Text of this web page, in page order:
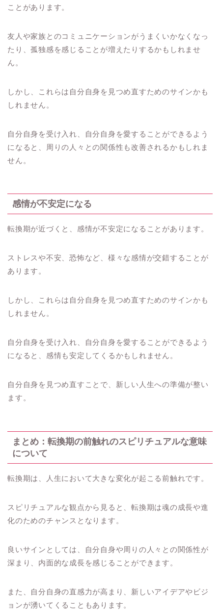
ことがあります。
友人や家族とのコミュニケーションがうまくいかなくなっ
たり、孤独感を感じることが増えたりするかもしれませ
ん。
しかし、これらは自分自身を見つめ直すためのサインかも
しれません。
自分自身を受け入れ、自分自身を愛することができるよう
になると、周りの人々との関係性も改善されるかもしれま
せん。
感情が不安定になる
転換期が近づくと、感情が不安定になることがあります。
ストレスや不安、恐怖など、様々な感情が交錯することが
あります。
しかし、これらは自分自身を見つめ直すためのサインかも
しれません。
自分自身を受け入れ、自分自身を愛することができるよう
になると、感情も安定してくるかもしれません。
自分自身を見つめ直すことで、新しい人生への準備が整い
ます。
まとめ：転換期の前触れのスピリチュアルな意味
について
転換期は、人生において大きな変化が起こる前触れです。
スピリチュアルな観点から見ると、転換期は魂の成長や進
化のためのチャンスとなります。
良いサインとしては、自分自身や周りの人々との関係性が
深まり、内面的な成長を感じることができます。
また、自分自身の直感力が高まり、新しいアイデアやビジ
ョンが湧いてくることもあります。